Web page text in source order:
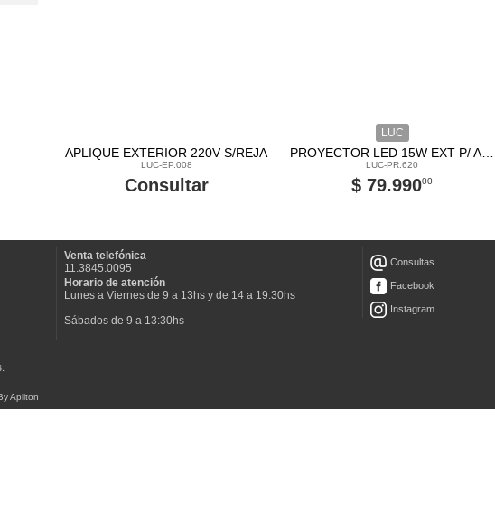
APLIQUE EXTERIOR 220V S/REJA
LUC-EP.008
Consultar
LUC
LUC-PR.620
$ 79.99000
Apliton
Venta telefónica
11.3845.0095
Horario de atención
Lunes a Viernes de 9 a 13hs y de 14 a 19:30hs
Sábados de 9 a 13:30hs
Consultas
Facebook
Instagram